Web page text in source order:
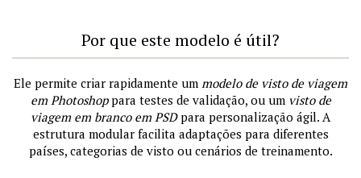
Por que este modelo é útil?
Ele permite criar rapidamente um modelo de visto de viagem
em Photoshoppara testes de validação, ou um visto de
viagem em branco em PSDpara personalização ágil. A
estrutura modular facilita adaptações para diferentes
países, categorias de visto ou cenários de treinamento.